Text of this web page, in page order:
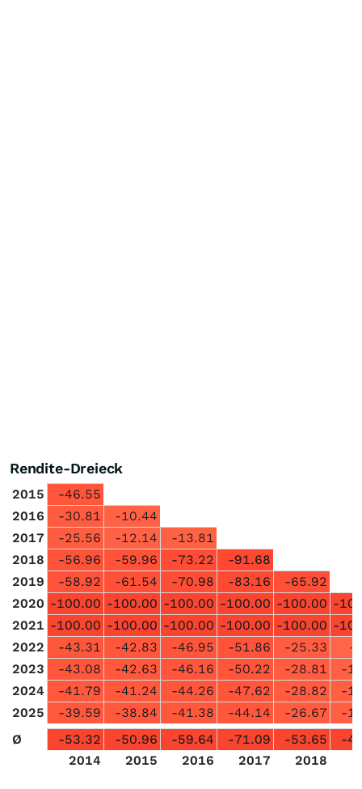
Rendite-Dreieck
2015
-46.55
2016
-30.81
-10.44
2017
-25.56 -12.14
-13.81
2018
-56.96 -59.96 -73.22
-91.68
2019
-58.92 -61.54 -70.98 -83.16
-65.92
2020 -100.00 -100.00 -100.00 -100.00 -100.00 -
2021 -100.00 -100.00 -100.00 -100.00 -100.00 -
2022
-43.31 -42.83 -46.95 -51.86 -25.33
-
2023
-43.08 -42.63 -46.16 -50.22 -28.81
-
2024
-41.79 -41.24 -44.26 -47.62 -28.82
-
2025
-39.59 -38.84 -41.38 -44.14 -26.67
-
Ø
-53.32 -50.96 -59.64 -71.09 -53.65
-
2014
2015 2016 2017 2018